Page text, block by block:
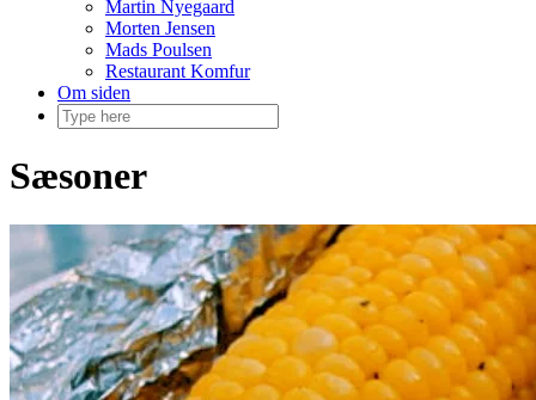
Martin Nyegaard
Morten Jensen
Mads Poulsen
Restaurant Komfur
Om siden
Sæsoner